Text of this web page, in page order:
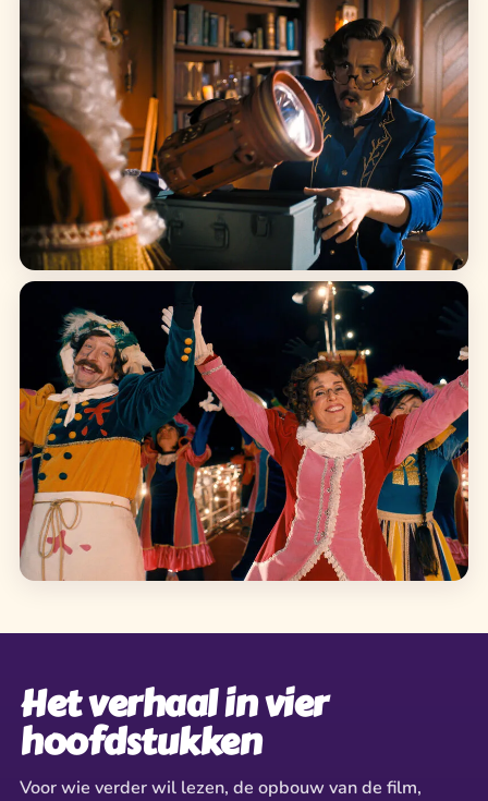
✦
✶
✦
✶
✧
✦
✶
Het verhaal in vier
hoofdstukken
Voor wie verder wil lezen, de opbouw van de film,